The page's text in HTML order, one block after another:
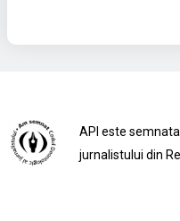
API este
jurnalistului din